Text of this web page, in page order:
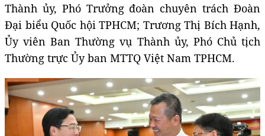
Thành ủy, Phó Trưởng đoàn chuyên trách Đoàn
Đại biểu Quốc hội TPHCM; Trương Thị Bích Hạnh,
Ủy viên Ban Thường vụ Thành ủy, Phó Chủ tịch
Thường trực Ủy ban MTTQ Việt Nam TPHCM.